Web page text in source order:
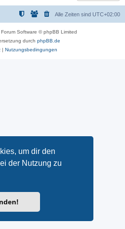
um dir den
der Nutzung zu
Alle Zeiten sind UTC+02:00
Software © phpBB Limited
durch phpBB.de
| Nutzungsbedingungen